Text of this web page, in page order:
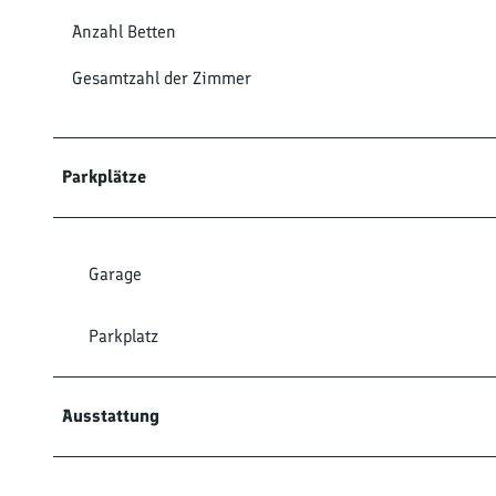
Anzahl Betten
Gesamtzahl der Zimmer
Parkplätze
Garage
Parkplatz
Ausstattung